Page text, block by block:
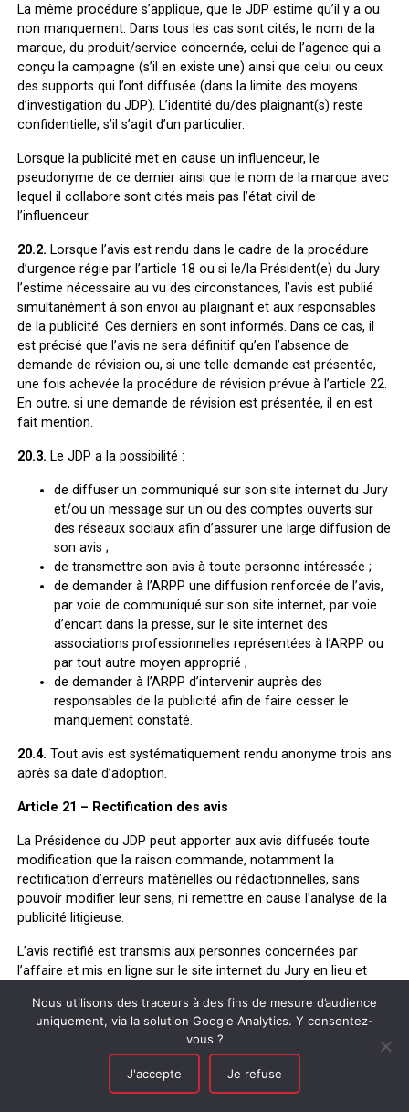
La même procédure s’applique, que le JDP estime qu’il y a ou
non manquement. Dans tous les cas sont cités, le nom de la
marque, du produit/service concernés, celui de l’agence qui a
conçu la campagne (s’il en existe une) ainsi que celui ou ceux
des supports qui l’ont diffusée (dans la limite des moyens
d’investigation du JDP). L’identité du/des plaignant(s) reste
confidentielle, s’il s’agit d’un particulier.
Lorsque la publicité met en cause un influenceur, le
pseudonyme de ce dernier ainsi que le nom de la marque avec
lequel il collabore sont cités mais pas l’état civil de
l’influenceur.
20.2. Lorsque l’avis est rendu dans le cadre de la procédure
d’urgence régie par l’article 18 ou si le/la Président(e) du Jury
l’estime nécessaire au vu des circonstances, l’avis est publié
simultanément à son envoi au plaignant et aux responsables
de la publicité. Ces derniers en sont informés. Dans ce cas, il
est précisé que l’avis ne sera définitif qu’en l’absence de
demande de révision ou, si une telle demande est présentée,
une fois achevée la procédure de révision prévue à l’article 22.
En outre, si une demande de révision est présentée, il en est
fait mention.
20.3. Le JDP a la possibilité :
de diffuser un communiqué sur son site internet du Jury
et/ou un message sur un ou des comptes ouverts sur
des réseaux sociaux afin d’assurer une large diffusion de
son avis ;
de transmettre son avis à toute personne intéressée ;
de demander à l’ARPP une diffusion renforcée de l’avis,
par voie de communiqué sur son site internet, par voie
d’encart dans la presse, sur le site internet des
associations professionnelles représentées à l’ARPP ou
par tout autre moyen approprié ;
de demander à l’ARPP d’intervenir auprès des
responsables de la publicité afin de faire cesser le
manquement constaté.
20.4. Tout avis est systématiquement rendu anonyme trois ans
après sa date d’adoption.
Article 21 – Rectification des avis
La Présidence du JDP peut apporter aux avis diffusés toute
modification que la raison commande, notamment la
rectification d’erreurs matérielles ou rédactionnelles, sans
pouvoir modifier leur sens, ni remettre en cause l’analyse de la
publicité litigieuse.
L’avis rectifié est transmis aux personnes concernées par
l’affaire et mis en ligne sur le site internet du Jury en lieu et
V – RÉVISION
Article 22 – Révision
Nous utilisons des traceurs à des fins de mesure d’audience
uniquement, via la solution Google Analytics. Y consentez-
vous ?
J'accepte Je refuse